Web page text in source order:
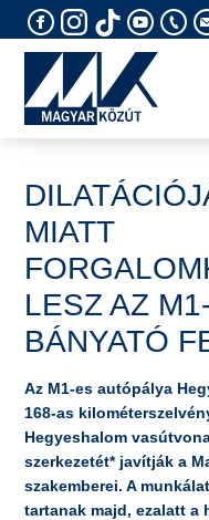
to
MIATT
LESZ AZ
BÁNYATÓ
Az M1-es autópálya
168-as
Hegyeshalom
szerkezetét* javítják a
szakemberei. A
tartanak majd, ezalatt a